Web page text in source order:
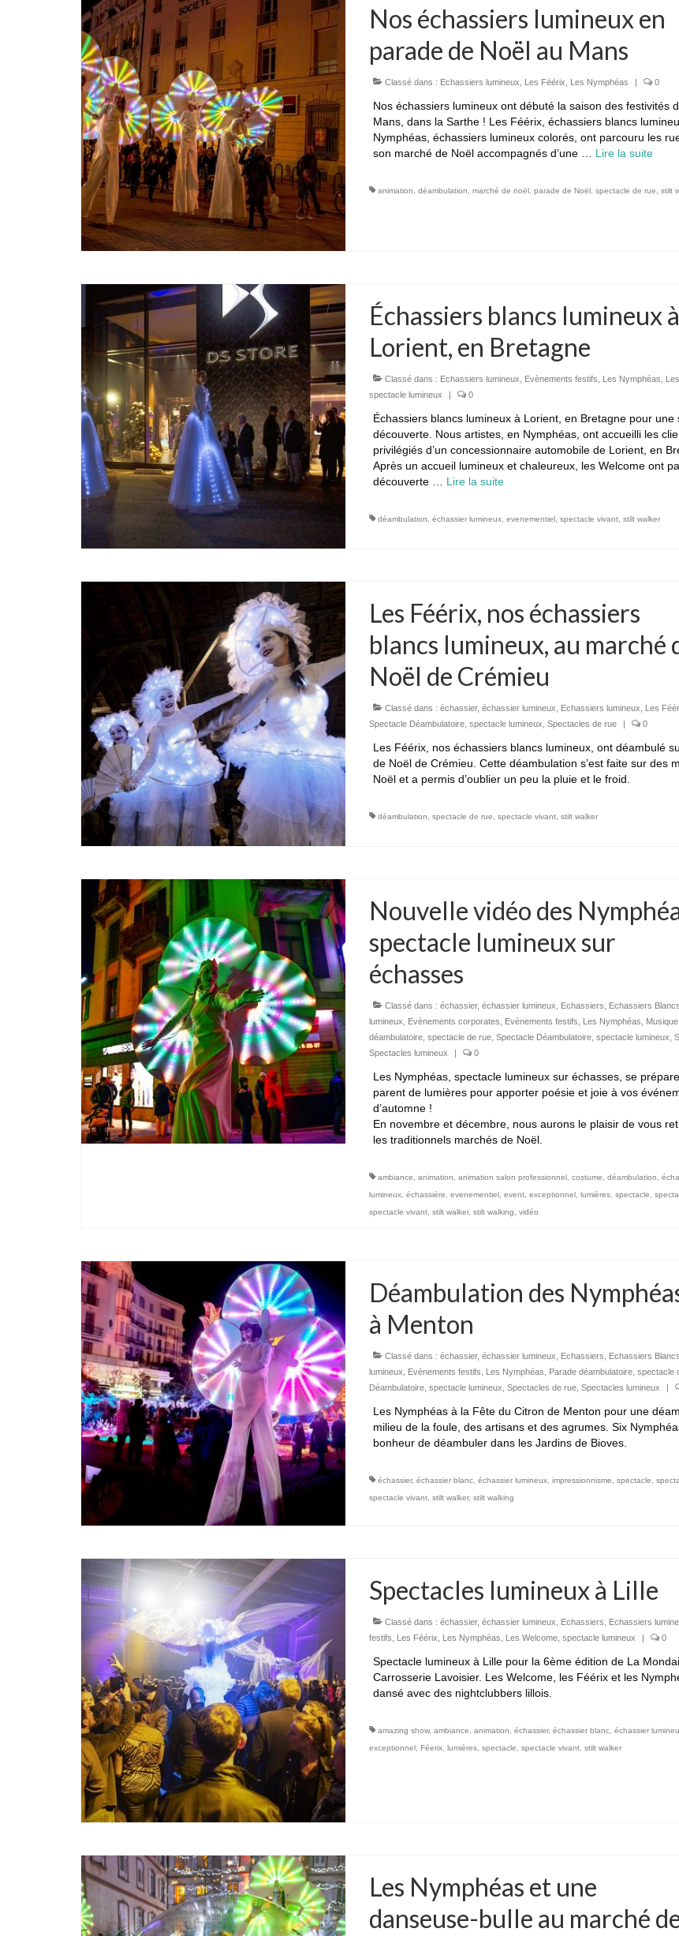
Nos échassiers lumineux en
parade de Noël au Mans
Classé dans : Echassiers lumineux Les Féérix Les Nymphéas | 0
Nos échassiers lumineux ont débuté la saison des festivités
Mans, dans la Sarthe ! Les Féérix, échassiers blancs
Nymphéas, échassiers lumineux colorés, ont parcouru les
son marché de Noël accompagnés d’une … Lire la suite­­
animation déambulation marché de noël, parade de Noël, spectacle de rue stilt
Échassiers blancs lumineux à
Lorient, en Bretagne
Classé dans : Echassiers lumineux Evènements festifs Les Nymphéas
spectacle lumineux
0
Échassiers blancs lumineux à Lorient, en Bretagne pour une
découverte. Nous artistes, en Nymphéas, ont accueilli les
privilégiés d’un concessionnaire automobile de Lorient, en
Après un accueil lumineux et chaleureux, les Welcome ont
découverte … Lire la suite­­
déambulation, échassier lumineux, evenementiel, spectacle vivant, stilt walker
Les Féérix, nos échassiers
blancs lumineux, au marché
Noël de Crémieu
Classé dans : échassier, échassier lumineux Echassiers lumineux Les
Spectacle Déambulatoire, spectacle lumineux Spectacles de rue | 0
Les Féérix, nos échassiers blancs lumineux, ont déambulé
de Noël de Crémieu. Cette déambulation s’est faite sur des
Noël et a permis d’oublier un peu la pluie et le froid.
déambulation spectacle de rue spectacle vivant, stilt walker
Nouvelle vidéo des
spectacle lumineux sur
échasses
Classé dans : échassier, échassier lumineux Echassiers Echassiers Blancs
lumineux
Evènements corporates Evènements festifs Les Nymphéas Musique,
déambulatoire, spectacle de rue, Spectacle Déambulatoire, spectacle lumineux
Spectacles lumineux
| 0
Les Nymphéas, spectacle lumineux sur échasses, se
parent de lumières pour apporter poésie et joie à vos
d’automne !
En novembre et décembre, nous aurons le plaisir de vous
les traditionnels marchés de Noël.
ambiance animation animation salon professionnel, costume déambulation
lumineux, échassière evenementiel, event, exceptionnel, lumières, spectacle
spectacle vivant, stilt walker, stilt walking vidéo
Déambulation des
à Menton
Classé dans : échassier, échassier lumineux Echassiers Echassiers Blancs
lumineux
Evènements festifs Les Nymphéas Parade déambulatoire, spectacle
Déambulatoire, spectacle lumineux Spectacles de rue, Spectacles lumineux |
Les Nymphéas à la Fête du Citron de Menton pour une
milieu de la foule, des artisans et des agrumes. Six
bonheur de déambuler dans les Jardins de Bioves.
échassier, échassier blanc, échassier lumineux, impressionnisme spectacle
spectacle vivant, stilt walker, stilt walking
Spectacles lumineux à Lille
Classé dans : échassier, échassier lumineux Echassiers Echassiers
festifs
Les Féérix Les Nymphéas Les Welcome, spectacle lumineux | 0
Spectacle lumineux à Lille pour la 6ème édition de La
Carrosserie Lavoisier. Les Welcome, les Féérix et les
dansé avec des nightclubbers lillois.
amazing show, ambiance animation échassier, échassier blanc, échassier
exceptionnel, Féerix, lumières, spectacle spectacle vivant, stilt walker
Les Nymphéas et une
danseuse-bulle au marché